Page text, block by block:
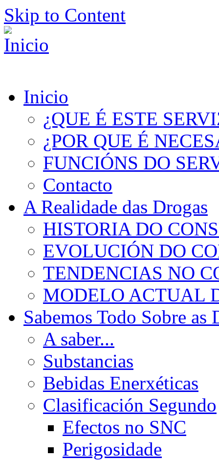
Skip to Content
Inicio
¿QUE É ESTE
¿POR QUE É
FUNCIÓNS DO
Contacto
A Realidade das Drogas
HISTORIA DO
EVOLUCIÓN DO
TENDENCIAS NO
MODELO ACTUAL
Sabemos Todo Sobre as
A saber...
Substancias
Bebidas Enerxéticas
Clasificación Segundo
Efectos no SNC
Perigosidade